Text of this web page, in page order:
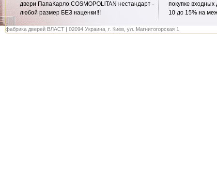
двери ПапаКарло COSMOPOLITAN нестандарт -
любой размер БЕЗ наценки!!!
покупке входных
10 до 15% на
фабрика дверей ВЛАСТ | 02094 Украина, г. Киев, ул. Магнитогорская 1